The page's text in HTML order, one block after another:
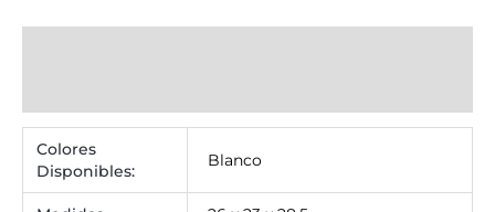
Colores
Disponibles:
Blanco